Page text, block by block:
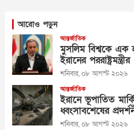
আরোও পড়ুন
আন্তর্জাতিক
মুসলিম বিশ্বকে এক
ইরানের পররাষ্ট্রমন্ত্রীর
শনিবার, ০৮ আগস্ট ২০২৬
আন্তর্জাতিক
ইরানে ভূপাতিত
ধ্বংসাবশেষের
শনিবার, ০৮ আগস্ট ২০২৬